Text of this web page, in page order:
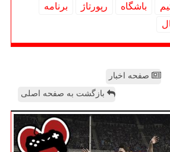
باشگاه رپورتاژ
برنامه
صفحه اخبار
بازگشت به صفحه اصلی